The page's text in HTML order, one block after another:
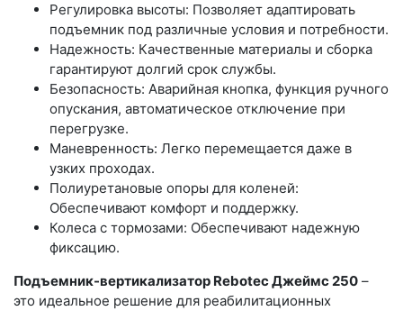
Регулировка высоты: Позволяет адаптировать
подъемник под различные условия и потребности.
Надежность: Качественные материалы и сборка
гарантируют долгий срок службы.
Безопасность: Аварийная кнопка, функция ручного
опускания, автоматическое отключение при
перегрузке.
Маневренность: Легко перемещается даже в
узких проходах.
Полиуретановые опоры для коленей:
Обеспечивают комфорт и поддержку.
Колеса с тормозами: Обеспечивают надежную
фиксацию.
Подъемник-вертикализатор Rebotec Джеймс 250 –
это идеальное решение для реабилитационных